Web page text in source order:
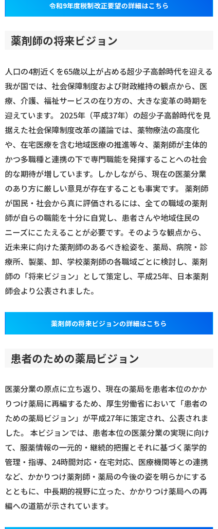
令和9年度税制改正要望の詳細はこちら
薬剤師の将来ビジョン
人口の4割近くを65歳以上が占める超少子高齢時代を迎える
我が国では、社会保障制度および財政維持の観点から、医
療、介護、福祉サービスの在り方の、大きな変革の時期を
迎えています。 2025年（平成37年）の超少子高齢時代を見
据えた社会保障制度改革の議論では、薬物療法の高度化
や、在宅医療を含む地域医療の推進等々、薬剤師が主体的
かつ多職種と連携の下で専門職能を発揮することへの社会
的な期待が増しています。しかしながら、現在の医薬分業
のあり方に厳しい意見が存在することも事実です。 薬剤師
が国民・社会から真に評価されるには、全ての職域の薬剤
師が自らの職能を十分に自覚し、患者さんや地域住民の
ニーズにこたえることが必要です。そのような観点から、
近未来に向けた薬剤師のあるべき絵姿を、薬局、病院・診
療所、製薬、卸、学校薬剤師の各職域ごとに検討し、薬剤
師の「将来ビジョン」として策定し、平成25年、日本薬剤
師会より公表されました。
薬剤師の将来ビジョンの詳細はこちら
患者のための薬局ビジョン
医薬分業の原点に立ち返り、現在の薬局を患者本位のかか
りつけ薬局に再編するため、厚生労働省において「患者の
ための薬局ビジョン」が平成27年に策定され、公表されま
した。 本ビジョンでは、患者本位の医薬分業の実現に向け
て、服薬情報の一元的・継続的把握とそれに基づく薬学的
管理・指導、24時間対応・在宅対応、医療機関等との連携
など、かかりつけ薬剤師・薬局の今後の姿を明らかにする
とともに、中長期的視野に立った、かかりつけ薬局への再
編への道筋が示されています。